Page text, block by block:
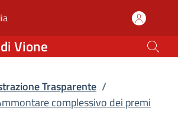
(apre in un'altra scheda).
Vione
Trasparente /
complessivo dei premi